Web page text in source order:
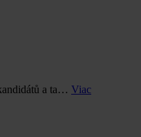
a ta… Viac